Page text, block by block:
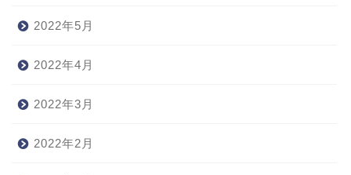
2022年5月
2022年4月
2022年3月
2022年2月